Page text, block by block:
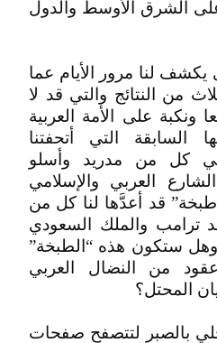
الشرق الأوسط والدول
يكشف لنا مرور الأيام عما
من النتائج والتي قد لا
ونكبة على الأمة العربية
السابقة التي أتحفتنا
في كل من مدريد وأسلو
العربي والإسلامي
قد أعدَّها لنا كل من
ترامب والملك السعودي
ستكون هذه “الطبخة”
من النضال العربي
المحتل؟
بالصبر لتتصفح صفحات